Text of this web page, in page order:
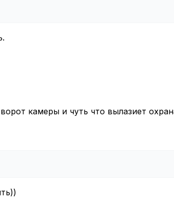
камеры и чуть что вылазиет